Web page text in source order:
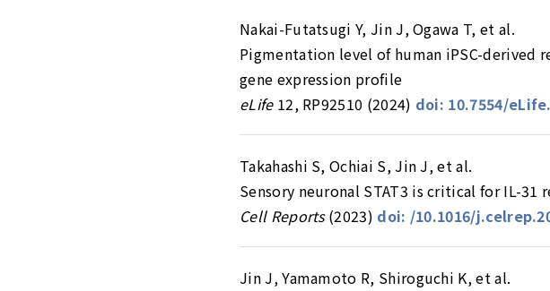
Nakai-Futatsugi Y, Jin J, Ogawa T, et al.
Pigmentation level of human iPSC-
gene expression profile
eLife12, RP92510 (2024) doi: 10.7554/
Takahashi S, Ochiai S, Jin J, et al.
Sensory neuronal STAT3 is critical for IL-
Cell Reports(2023) doi: /10.1016/
Jin J, Yamamoto R, Shiroguchi K, et al.